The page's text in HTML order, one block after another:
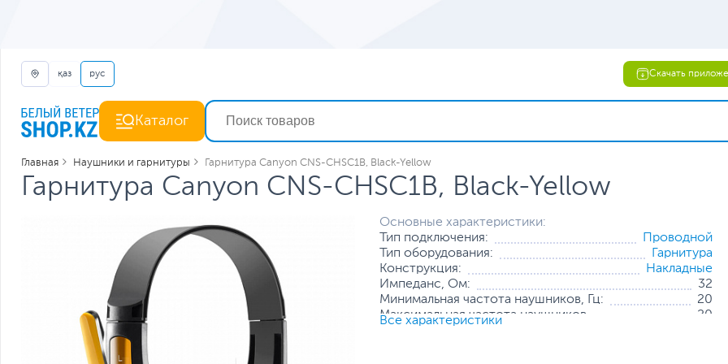
қаз рус Скачать
Каталог
Главная Наушники и гарнитуры Гарнитура Canyon CNS-CHSC1B, Black-Yellow
Гарнитура Canyon CNS-CHSC1B, Black-Yellow
Основные характеристики:
Тип подключения:
Проводной
Тип оборудования:
Гарнитура
Конструкция:
Накладные
Импеданс, Ом:
32
Минимальная частота наушников, Гц:
20
Максимальная частота наушников,
20
Все характеристики